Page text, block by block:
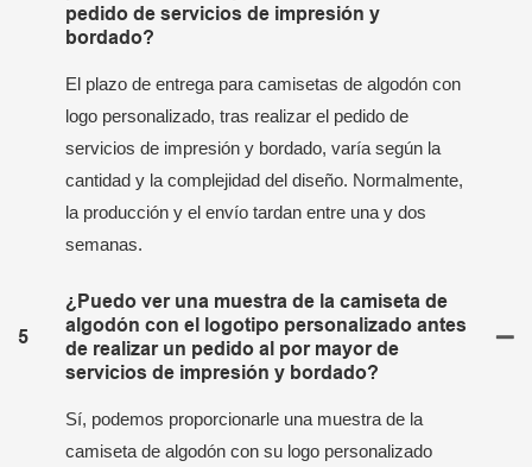
pedido de servicios de impresión y
bordado?
El plazo de entrega para camisetas de algodón con
logo personalizado, tras realizar el pedido de
servicios de impresión y bordado, varía según la
cantidad y la complejidad del diseño. Normalmente,
la producción y el envío tardan entre una y dos
semanas.
5
¿Puedo ver una muestra de la camiseta de
algodón con el logotipo personalizado antes
de realizar un pedido al por mayor de
servicios de impresión y bordado?
Sí, podemos proporcionarle una muestra de la
camiseta de algodón con su logo personalizado